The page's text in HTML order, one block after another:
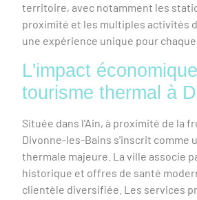
territoire, avec notamment les
proximité et les multiples activités
une expérience unique pour
L'impact
tourisme thermal à
Située dans l'Ain, à proximité de la
Divonne-les-Bains s'inscrit comme
thermale majeure. La ville associe
historique et offres de santé
clientèle diversifiée. Les services